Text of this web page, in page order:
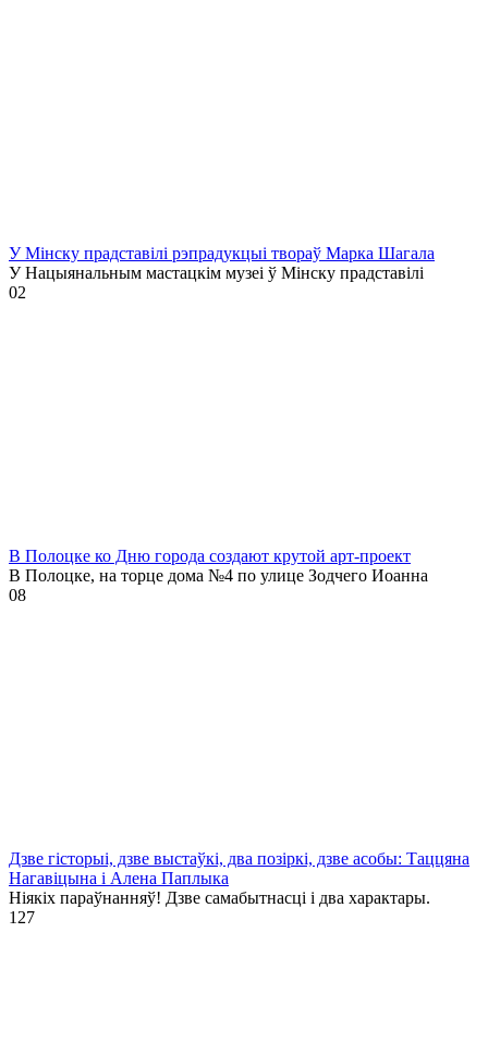
У Мінску прадставілі рэпрадукцыі твораў Марка Шагала
У Нацыянальным мастацкім музеі ў Мінску прадставілі
02
В Полоцке ко Дню города создают крутой арт-проект
В Полоцке, на торце дома №4 по улице Зодчего Иоанна
08
Дзве гісторыі, дзве выстаўкі, два позіркі, дзве асобы: Таццяна
Нагавіцына і Алена Паплыка
Ніякіх параўнанняў! Дзве самабытнасці і два характары.
1 27